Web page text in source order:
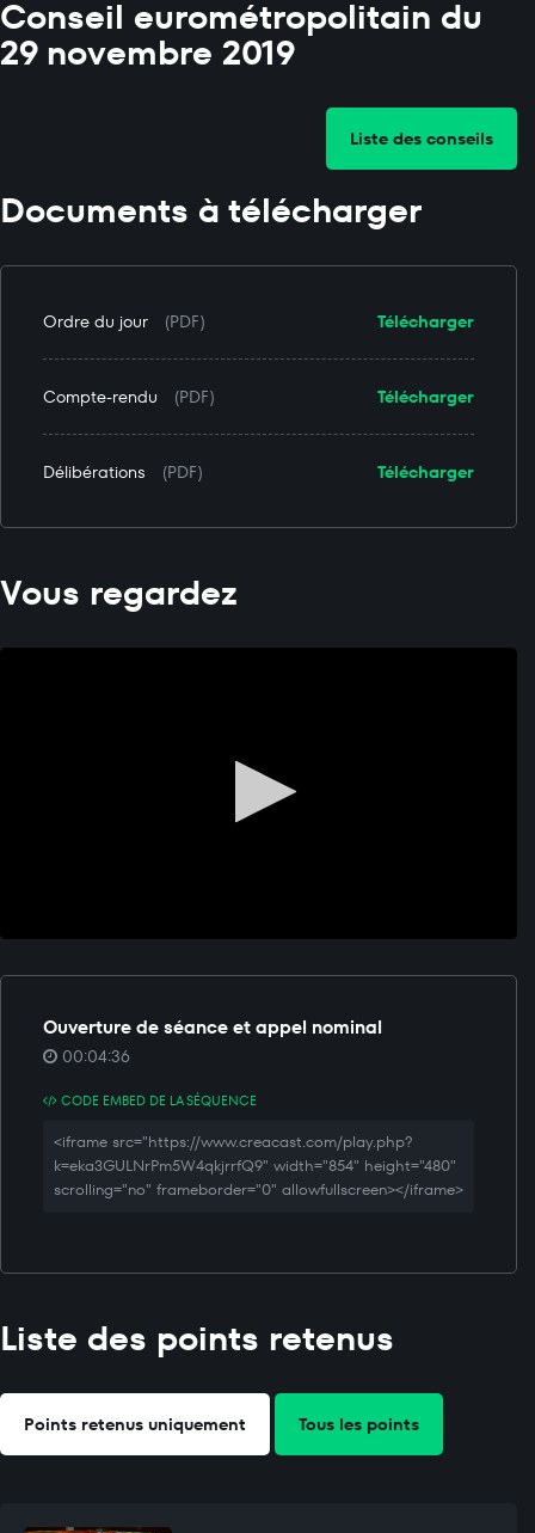
Conseil eurométropolitain du
29 novembre 2019
Liste des conseils
Documents à télécharger
Télécharger
Ordre du jour (PDF)
Télécharger
Compte-rendu (PDF)
Télécharger
Délibérations (PDF)
Vous regardez
Ouverture de séance et appel nominal
00:04:36
CODE EMBED DE LA SÉQUENCE
<iframe src="https://www.creacast.com/play.php?
k=eka3GULNrPm5W4qkjrrfQ9" width="854" height="480"
scrolling="no" frameborder="0" allowfullscreen></iframe>
Liste des points retenus
Points retenus uniquement Tous les points